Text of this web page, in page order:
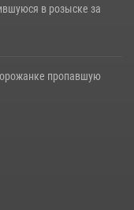
в розыске за
пропавшую